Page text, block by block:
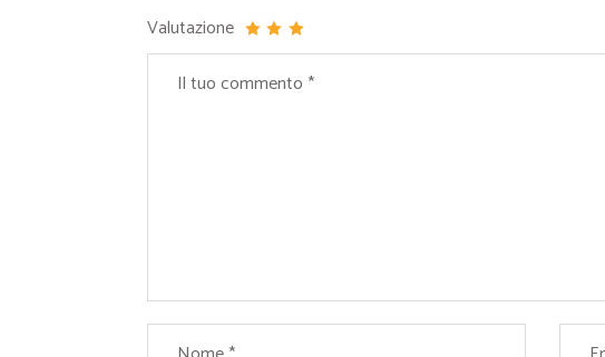
Valutazione